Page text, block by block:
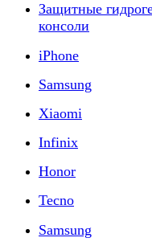
Защитные
консоли
iPhone
Samsung
Xiaomi
Infinix
Honor
Tecno
Samsung